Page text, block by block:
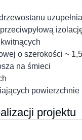
o szerokości ~
na śmieci
projektu